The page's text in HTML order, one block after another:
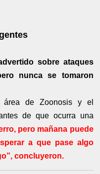
sobre ataques
nunca se tomaron
área de Zoonosis y el
de que ocurra una
pero mañana puede
a que pase algo
concluyeron.